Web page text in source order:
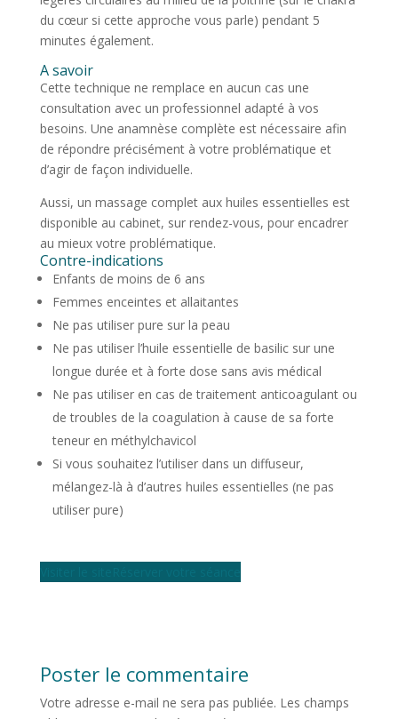
du cœur si cette approche vous parle) pendant 5
minutes également.
A savoir
Cette technique ne remplace en aucun cas une
consultation avec un professionnel adapté à vos
besoins. Une anamnèse complète est nécessaire afin
de répondre précisément à votre problématique et
d’agir de façon individuelle.
Aussi, un massage complet aux huiles essentielles est
disponible au cabinet, sur rendez-vous, pour encadrer
au mieux votre problématique.
Contre-indications
Enfants de moins de 6 ans
Femmes enceintes et allaitantes
Ne pas utiliser pure sur la peau
Ne pas utiliser l’huile essentielle de basilic sur une
longue durée et à forte dose sans avis médical
Ne pas utiliser en cas de traitement anticoagulant ou
de troubles de la coagulation à cause de sa forte
teneur en méthylchavicol
Si vous souhaitez l’utiliser dans un diffuseur,
mélangez-là à d’autres huiles essentielles (ne pas
utiliser pure)
Poster le commentaire
Votre adresse e-mail ne sera pas publiée. Les champs